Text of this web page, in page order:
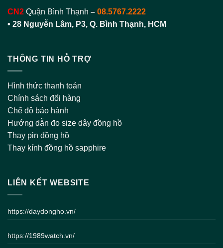
CN2 Quận Bình Thạnh – 08.5767.2222
• 28 Nguyễn Lâm, P3, Q. Bình Thạnh, HCM
THÔNG TIN HỖ TRỢ
Hình thức thanh toán
Chính sách đổi hàng
Chế độ bảo hành
Hướng dẫn đo size dây đồng hồ
Thay pin đồng hồ
Thay kính đồng hồ sapphire
LIÊN KẾT WEBSITE
https://daydongho.vn/
https://1989watch.vn/